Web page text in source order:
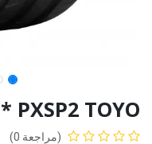
PXSP2 TOYO
(مراجعة 0)